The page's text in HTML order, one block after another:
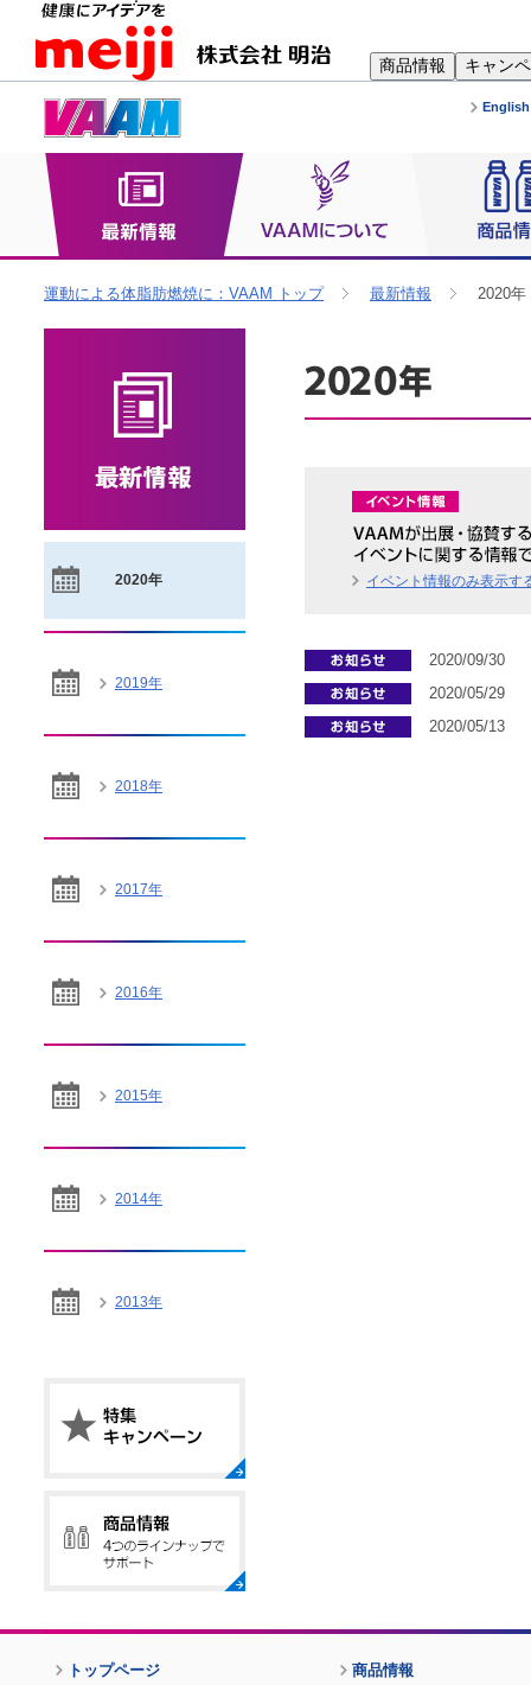
商品情報 キャン
English
運動による体脂肪燃焼に：VAAM トップ 最新情報 2020年
イベント情報のみ表示す
2020/09/30
2020/05/29
2020/05/13
2020年
2019年
2018年
2017年
2016年
2015年
2014年
2013年
トップページ
商品情報